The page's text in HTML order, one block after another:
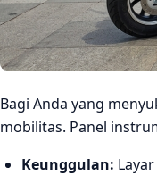
Bagi Anda yang
mobilitas. Panel
Keunggulan: